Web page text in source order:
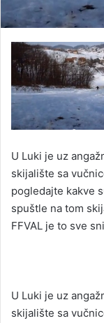
U Luki je uz
skijalište sa
pogledajte kakve
spuštle na tom
FFVAL je to sve
U Luki je uz
skijalište sa